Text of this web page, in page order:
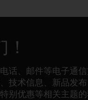
话、邮件等电子通
技术信息、新品发
别优惠等相关主题